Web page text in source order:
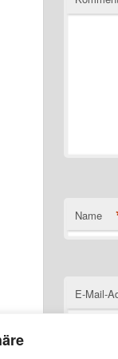
Name
E-Mail-